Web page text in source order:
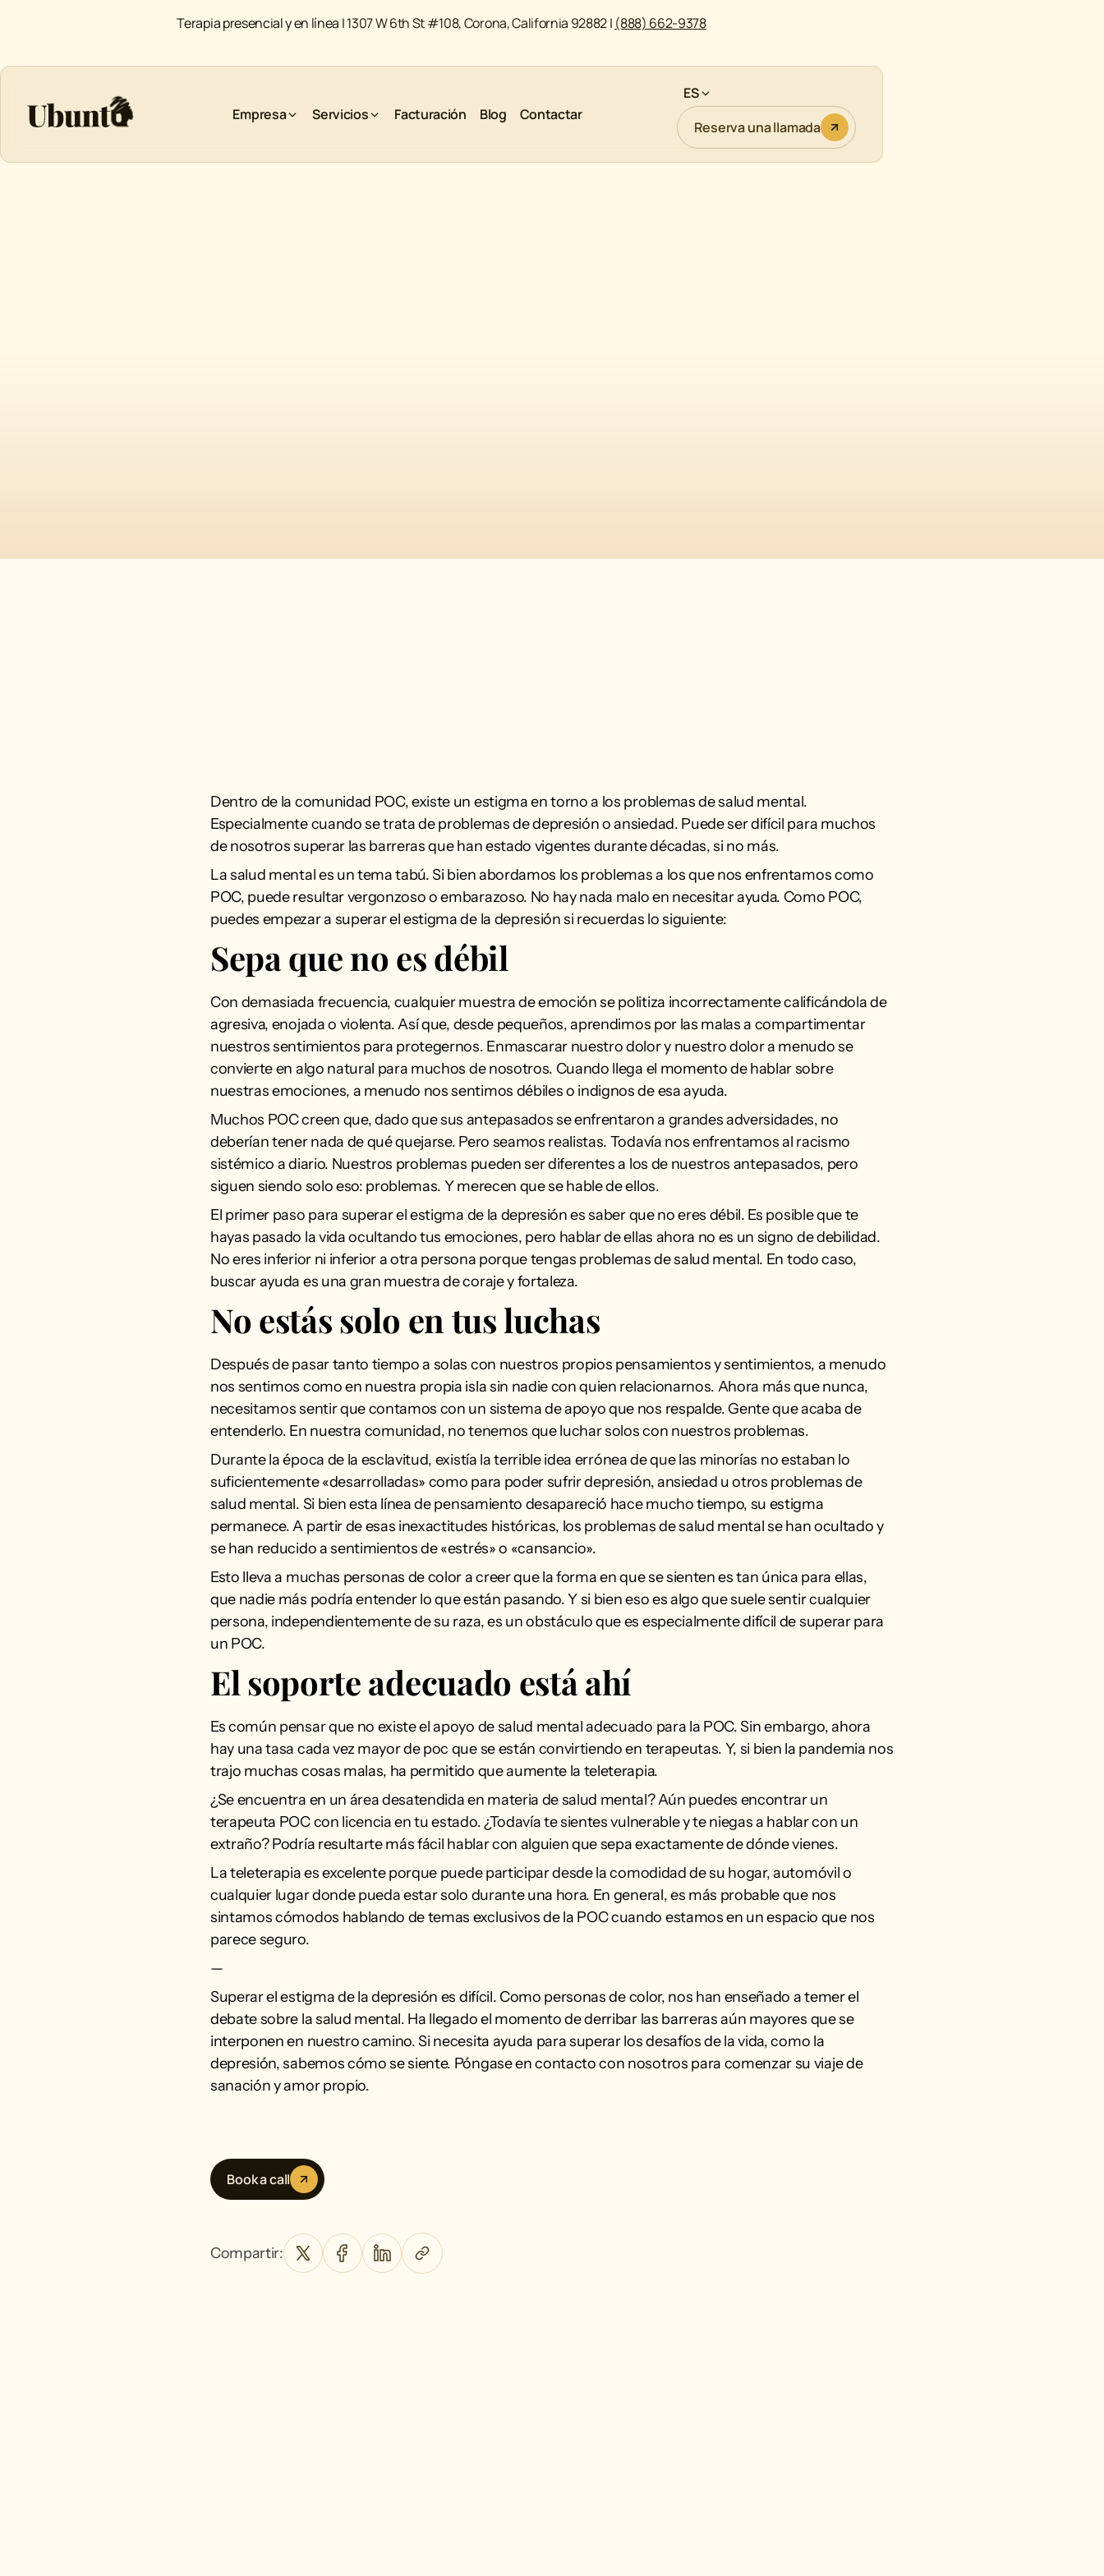
Terapia presencial y en línea |1307 W 6th St #108, Corona, California 92882| (888) 662-9378
Empresa Servicios Facturación Blog Contactar
ES
Reserva una llamada
Dentro de la comunidad POC, existe un estigma en torno a los problemas de salud mental.
Especialmente cuando se trata de problemas de depresión o ansiedad. Puede ser difícil para muchos
de nosotros superar las barreras que han estado vigentes durante décadas, si no más.
La salud mental es un tema tabú. Si bien abordamos los problemas a los que nos enfrentamos como
POC, puede resultar vergonzoso o embarazoso. No hay nada malo en necesitar ayuda. Como POC,
puedes empezar a superar el estigma de la depresión si recuerdas lo siguiente:
Sepa que no es débil
Con demasiada frecuencia, cualquier muestra de emoción se politiza incorrectamente calificándola de
agresiva, enojada o violenta. Así que, desde pequeños, aprendimos por las malas a compartimentar
nuestros sentimientos para protegernos. Enmascarar nuestro dolor y nuestro dolor a menudo se
convierte en algo natural para muchos de nosotros. Cuando llega el momento de hablar sobre
nuestras emociones, a menudo nos sentimos débiles o indignos de esa ayuda.
Muchos POC creen que, dado que sus antepasados se enfrentaron a grandes adversidades, no
deberían tener nada de qué quejarse. Pero seamos realistas. Todavía nos enfrentamos al racismo
sistémico a diario. Nuestros problemas pueden ser diferentes a los de nuestros antepasados, pero
siguen siendo solo eso: problemas. Y merecen que se hable de ellos.
El primer paso para superar el estigma de la depresión es saber que no eres débil. Es posible que te
hayas pasado la vida ocultando tus emociones, pero hablar de ellas ahora no es un signo de debilidad.
No eres inferior ni inferior a otra persona porque tengas problemas de salud mental. En todo caso,
buscar ayuda es una gran muestra de coraje y fortaleza.
No estás solo en tus luchas
Después de pasar tanto tiempo a solas con nuestros propios pensamientos y sentimientos, a menudo
nos sentimos como en nuestra propia isla sin nadie con quien relacionarnos. Ahora más que nunca,
necesitamos sentir que contamos con un sistema de apoyo que nos respalde. Gente que acaba de
entenderlo. En nuestra comunidad, no tenemos que luchar solos con nuestros problemas.
Durante la época de la esclavitud, existía la terrible idea errónea de que las minorías no estaban lo
suficientemente «desarrolladas» como para poder sufrir depresión, ansiedad u otros problemas de
salud mental. Si bien esta línea de pensamiento desapareció hace mucho tiempo, su estigma
permanece. A partir de esas inexactitudes históricas, los problemas de salud mental se han ocultado y
se han reducido a sentimientos de «estrés» o «cansancio».
Esto lleva a muchas personas de color a creer que la forma en que se sienten es tan única para ellas,
que nadie más podría entender lo que están pasando. Y si bien eso es algo que suele sentir cualquier
persona, independientemente de su raza, es un obstáculo que es especialmente difícil de superar para
un POC.
El soporte adecuado está ahí
Es común pensar que no existe el apoyo de salud mental adecuado para la POC. Sin embargo, ahora
hay una tasa cada vez mayor de poc que se están convirtiendo en terapeutas. Y, si bien la pandemia nos
trajo muchas cosas malas, ha permitido que aumente la teleterapia.
¿Se encuentra en un área desatendida en materia de salud mental? Aún puedes encontrar un
terapeuta POC con licencia en tu estado. ¿Todavía te sientes vulnerable y te niegas a hablar con un
extraño? Podría resultarte más fácil hablar con alguien que sepa exactamente de dónde vienes.
La teleterapia es excelente porque puede participar desde la comodidad de su hogar, automóvil o
cualquier lugar donde pueda estar solo durante una hora. En general, es más probable que nos
sintamos cómodos hablando de temas exclusivos de la POC cuando estamos en un espacio que nos
parece seguro.
—
Superar el estigma de la depresión es difícil. Como personas de color, nos han enseñado a temer el
debate sobre la salud mental. Ha llegado el momento de derribar las barreras aún mayores que se
interponen en nuestro camino. Si necesita ayuda para superar los desafíos de la vida, como la
depresión, sabemos cómo se siente. Póngase en contacto con nosotros para comenzar su viaje de
sanación y amor propio.
Book a call
Compartir: